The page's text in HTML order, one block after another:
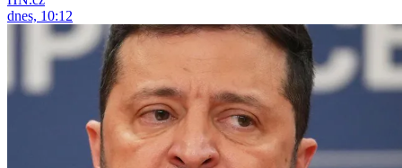
dnes, 10:12